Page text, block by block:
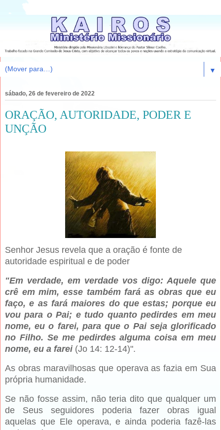
▼
sábado, 26 de fevereiro de 2022
ORAÇÃO, AUTORIDADE, PODER E
UNÇÃO
Senhor Jesus revela que a oração é fonte de
autoridade espiritual e de poder
"Em verdade, em verdade vos digo: Aquele que
crê em mim, esse também fará as obras que eu
faço, e as fará maiores do que estas; porque eu
vou para o Pai; e tudo quanto pedirdes em meu
nome, eu o farei, para que o Pai seja glorificado
no Filho. Se me pedirdes alguma coisa em meu
nome, eu a farei(Jo 14: 12-14)".
As obras maravilhosas que operava as fazia em Sua
própria humanidade.
Se não fosse assim, não teria dito que qualquer um
de Seus seguidores poderia fazer obras igual
aquelas que Ele operava, e ainda poderia fazê-las